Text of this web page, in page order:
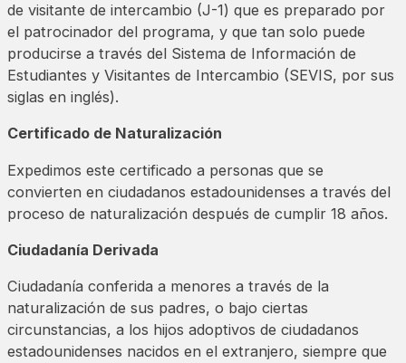
de visitante de intercambio (J-1) que es preparado por
el patrocinador del programa, y que tan solo puede
producirse a través del Sistema de Información de
Estudiantes y Visitantes de Intercambio (SEVIS, por sus
siglas en inglés).
Certificado de Naturalización
Expedimos este certificado a personas que se
convierten en ciudadanos estadounidenses a través del
proceso de naturalización después de cumplir 18 años.
Ciudadanía Derivada
Ciudadanía conferida a menores a través de la
naturalización de sus padres, o bajo ciertas
circunstancias, a los hijos adoptivos de ciudadanos
estadounidenses nacidos en el extranjero, siempre que